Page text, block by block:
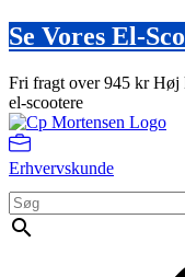
Se Vores El-
Fri fragt over 945 kr Høj
el-scootere
Erhvervskunde
search